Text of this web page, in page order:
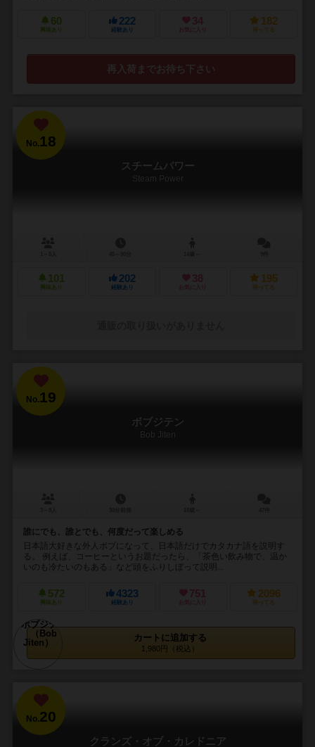
60
興味あり
222
経験あり
34
お気に入り
182
持ってる
再入荷までお待ち下さい
No.18
スチームパワー
Steam Power
101
興味あり
202
経験あり
38
お気に入り
195
持ってる
No.19
ボブジテン
Bob Jiten
誰にでも、誰とでも、何度だって楽しめる
日本語大好きな外人ボブになって、日本語だけでカタカナ語を説明す
る。 例えば、コーヒーというお題だったら、「茶色い飲み物で、温か
いのも冷たいのもある」など頭をふりしぼって説明...
572
興味あり
4323
経験あり
751
お気に入り
2096
持ってる
カートに追加する
1,980円（税込）
No.20
クランズ・オブ・カレドニア